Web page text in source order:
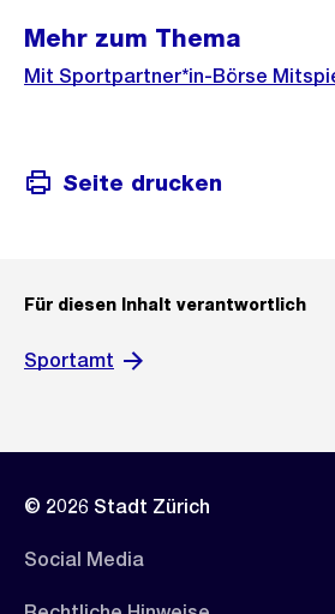
Mehr zum Thema
Mit Sportpartner*in-Börse
Seite drucken
Für diesen Inhalt verantwortlich
Sportamt
© 2026 Stadt Zürich
Social Media